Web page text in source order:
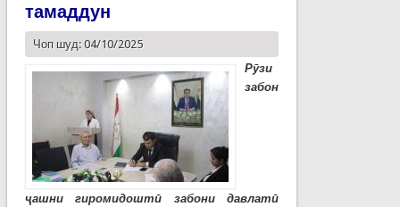
тамаддун
Чоп шуд: 04/10/2025
Рӯзи
забон
ҷашни гиромидоштӣ забони давлатӣ